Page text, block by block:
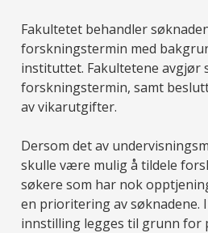
Fakultetet behandler
forskningstermin med
instituttet. Fakultetene avgjør
forskningstermin, samt
av vikarutgifter.
Dersom det av
skulle være mulig å tildele
søkere som har nok
en prioritering av søknadene.
innstilling legges til grunn for